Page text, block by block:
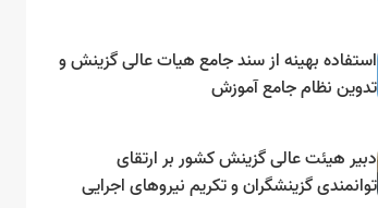
استفاده بهینه از سند جامع هیات عالی گزینش و‌
تدوین نظام جامع آموزش
دبیر هیئت عالی گزینش کشور بر ارتقای
توانمندی گزینشگران و تکریم نیروهای اجرایی